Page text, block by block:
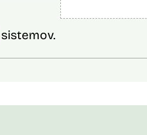
sistemov.